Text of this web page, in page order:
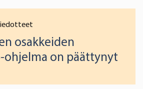
osakkeiden
ohjelma on päättynyt